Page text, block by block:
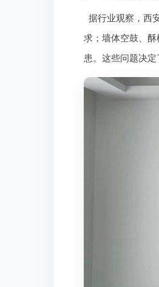
据行业观察，西
求；墙体空鼓、
患。这些问题决定